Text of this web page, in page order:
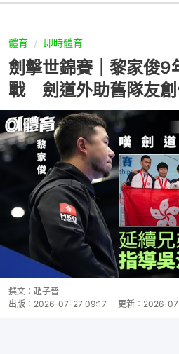
體育 即時體育
劍擊世錦賽｜黎家俊9
戰 劍道外助舊隊友
撰文： 趙子晉
出版： 2026-07-27 09:17 更新： 2026-